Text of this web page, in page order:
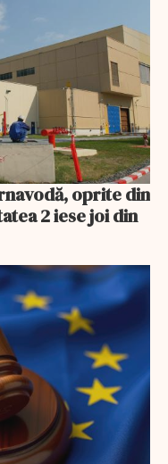
oprite din
2 iese joi din